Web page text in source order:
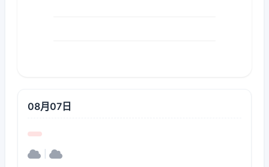
08月07日